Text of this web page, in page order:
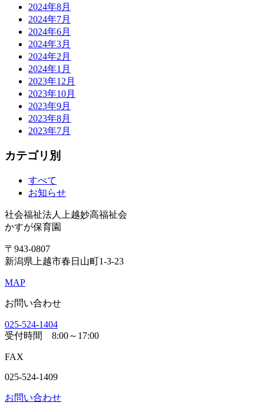
2024年8月
2024年7月
2024年6月
2024年3月
2024年2月
2024年1月
2023年12月
2023年10月
2023年9月
2023年8月
2023年7月
カテゴリ別
すべて
お知らせ
社会福祉法人上越妙高福祉会
かすが保育園
〒943-0807
新潟県上越市春日山町1-3-23
MAP
お問い合わせ
025-524-1404
受付時間 8:00～17:00
FAX
025-524-1409
お問い合わせ